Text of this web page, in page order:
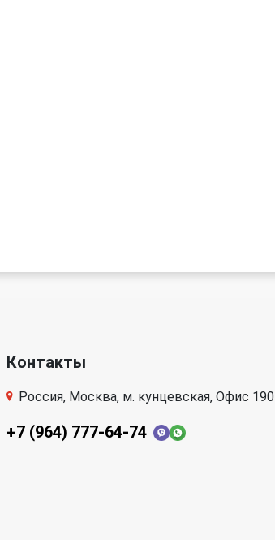
Контакты
Россия, Москва, м. кунцевская, Офис 190
+7 (964) 777-64-74